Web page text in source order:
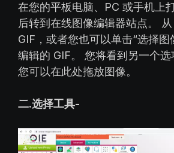
在您的平板电脑、PC 或手机上
后转到在线图像编辑器站点。
GIF，或者您也可以单击“选择图
编辑的 GIF。 您将看到另一个选
您可以在此处拖放图像。
二.选择工具-